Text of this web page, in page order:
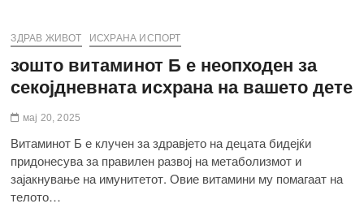
кошмари
ЗДРАВ ЖИВОТ ИСХРАНА ИСПОРТ
зошто витаминот Б е неопходен за
секојдневната исхрана на вашето дете
мај 20, 2025
Витаминот Б е клучен за здравјето на децата бидејќи
придонесува за правилен развој на метаболизмот и
зајакнување на имунитетот. Овие витамини му помагаат на
телото…